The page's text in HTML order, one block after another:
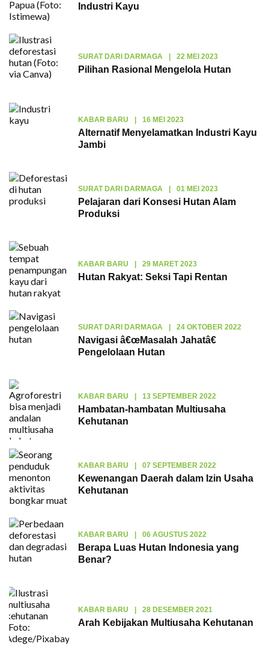
Industri Kayu
SURAT DARI DARMAGA | 22 MEI 2023
Pilihan Rasional Mengelola Hutan
KABAR BARU | 16 MEI 2023
Alternatif Menyelamatkan Industri Kayu
Jambi
SURAT DARI DARMAGA | 01 MEI 2023
Pelajaran dari Konsesi Hutan Alam
Produksi
KABAR BARU | 29 MARET 2023
Hutan Rakyat: Seksi Tapi Rentan
SURAT DARI DARMAGA | 24 OKTOBER 2022
Navigasi â€œMasalah Jahatâ€
Pengelolaan Hutan
KABAR BARU | 13 SEPTEMBER 2022
Hambatan-hambatan Multiusaha
Kehutanan
KABAR BARU | 07 SEPTEMBER 2022
Kewenangan Daerah dalam Izin Usaha
Kehutanan
KABAR BARU | 06 AGUSTUS 2022
Berapa Luas Hutan Indonesia yang
Benar?
KABAR BARU | 28 DESEMBER 2021
Arah Kebijakan Multiusaha Kehutanan